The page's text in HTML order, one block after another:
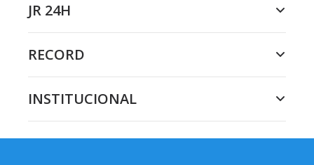
JR 24H
RECORD
INSTITUCIONAL